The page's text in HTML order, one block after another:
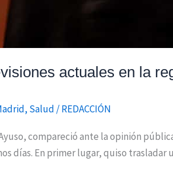
actuales en la
, Salud /REDACCIÓN
compareció ante la opinión
días. En primer lugar, quiso trasladar